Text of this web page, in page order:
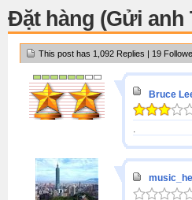
Đặt hàng (Gửi anh
This post has 1,092 Replies | 19
Bruce
.